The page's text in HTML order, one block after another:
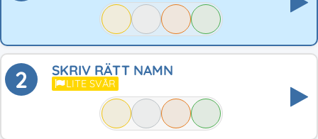
2 SKRIV RÄTT NAMN
LITE SVÅR